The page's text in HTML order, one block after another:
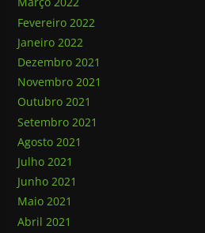
Fevereiro 2022
Janeiro 2022
Dezembro 2021
Novembro 2021
Outubro 2021
Setembro 2021
Agosto 2021
Julho 2021
Junho 2021
Maio 2021
Abril 2021